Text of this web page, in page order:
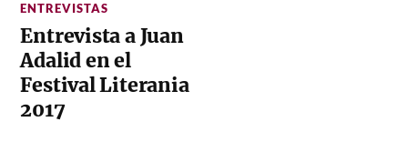
ENTREVISTAS
Entrevista a Juan
Adalid en el
Festival Literania
2017